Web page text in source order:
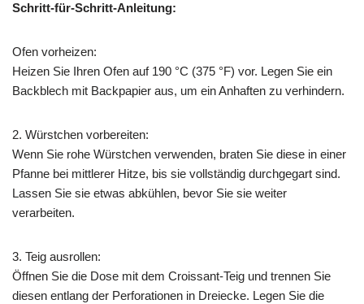
Schritt-für-Schritt-Anleitung:
Ofen vorheizen:
Heizen Sie Ihren Ofen auf 190 °C (375 °F) vor. Legen Sie ein
Backblech mit Backpapier aus, um ein Anhaften zu verhindern.
2. Würstchen vorbereiten:
Wenn Sie rohe Würstchen verwenden, braten Sie diese in einer
Pfanne bei mittlerer Hitze, bis sie vollständig durchgegart sind.
Lassen Sie sie etwas abkühlen, bevor Sie sie weiter
verarbeiten.
3. Teig ausrollen:
Öffnen Sie die Dose mit dem Croissant-Teig und trennen Sie
diesen entlang der Perforationen in Dreiecke. Legen Sie die